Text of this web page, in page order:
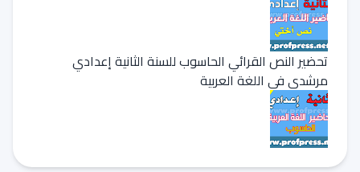
تحضير النص القرائي الحاسوب للسنة الثانية إعدادي
مرشدي في اللغة العربية